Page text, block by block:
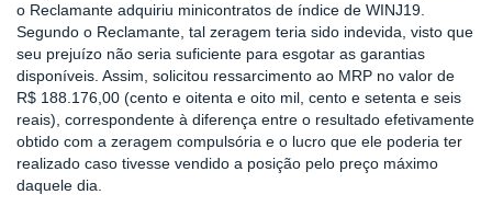
o Reclamante adquiriu minicontratos de índice de WINJ19.
Segundo o Reclamante, tal zeragem teria sido indevida, visto que
seu prejuízo não seria suficiente para esgotar as garantias
disponíveis. Assim, solicitou ressarcimento ao MRP no valor de
R$ 188.176,00 (cento e oitenta e oito mil, cento e setenta e seis
reais), correspondente à diferença entre o resultado efetivamente
obtido com a zeragem compulsória e o lucro que ele poderia ter
realizado caso tivesse vendido a posição pelo preço máximo
daquele dia.